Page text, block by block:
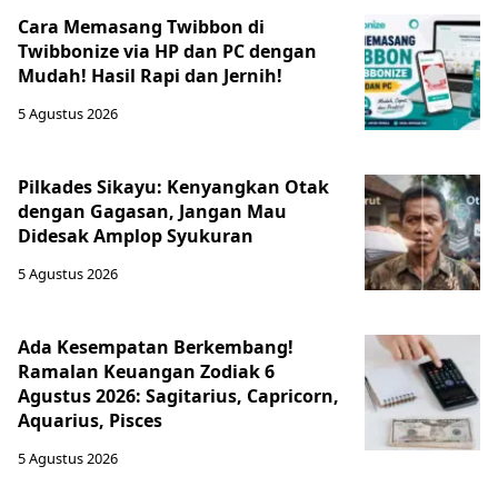
Cara Memasang Twibbon di
Twibbonize via HP dan PC dengan
Mudah! Hasil Rapi dan Jernih!
5 Agustus 2026
Pilkades Sikayu: Kenyangkan Otak
dengan Gagasan, Jangan Mau
Didesak Amplop Syukuran
5 Agustus 2026
Ada Kesempatan Berkembang!
Ramalan Keuangan Zodiak 6
Agustus 2026: Sagitarius, Capricorn,
Aquarius, Pisces
5 Agustus 2026